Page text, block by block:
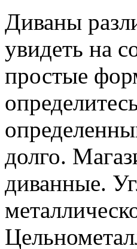
Диваны
увидеть на
простые
долго.
диванные.